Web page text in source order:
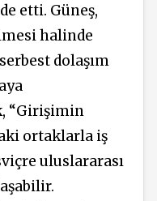
etti. Güneş,
halinde
dolaşım
“Girişimin
ortaklarla iş
uluslararası